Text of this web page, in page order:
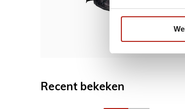
Recent bekeken